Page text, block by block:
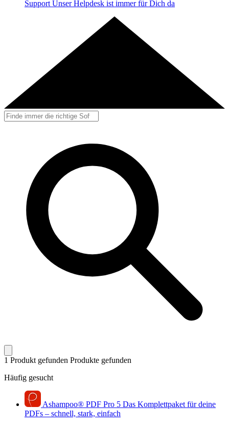
Support Unser Helpdesk ist immer für Dich da
1 Produkt gefunden Produkte gefunden
Häufig gesucht
Ashampoo® PDF Pro 5 Das Komplettpaket für deine
PDFs – schnell, stark, einfach